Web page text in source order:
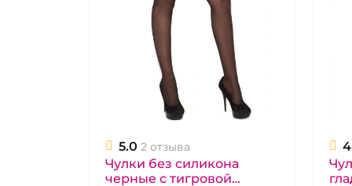
5.0 2 отзыва
Чулки без силикона
черные с тигровой